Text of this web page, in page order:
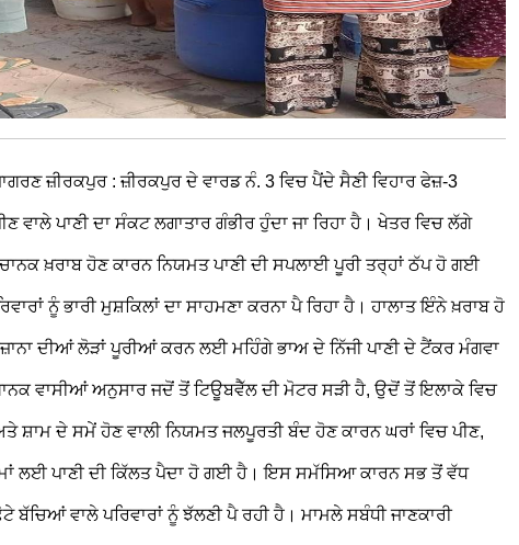
ਜ਼ੀਰਕਪੁਰ : ਜ਼ੀਰਕਪੁਰ ਦੇ ਵਾਰਡ ਨੰ. 3 ਵਿਚ ਪੈਂਦੇ ਸੈਣੀ ਵਿਹਾਰ ਫੇਜ਼-3
ਵਾਲੇ ਪਾਣੀ ਦਾ ਸੰਕਟ ਲਗਾਤਾਰ ਗੰਭੀਰ ਹੁੰਦਾ ਜਾ ਰਿਹਾ ਹੈ। ਖੇਤਰ ਵਿਚ ਲੱਗੇ
ਖ਼ਰਾਬ ਹੋਣ ਕਾਰਨ ਨਿਯਮਤ ਪਾਣੀ ਦੀ ਸਪਲਾਈ ਪੂਰੀ ਤਰ੍ਹਾਂ ਠੱਪ ਹੋ ਗਈ
ਨੂੰ ਭਾਰੀ ਮੁਸ਼ਕਿਲਾਂ ਦਾ ਸਾਹਮਣਾ ਕਰਨਾ ਪੈ ਰਿਹਾ ਹੈ। ਹਾਲਾਤ ਇੰਨੇ ਖ਼ਰਾਬ ਹੋ
ਦੀਆਂ ਲੋੜਾਂ ਪੂਰੀਆਂ ਕਰਨ ਲਈ ਮਹਿੰਗੇ ਭਾਅ ਦੇ ਨਿੱਜੀ ਪਾਣੀ ਦੇ ਟੈਂਕਰ ਮੰਗਵਾ
ਵਾਸੀਆਂ ਅਨੁਸਾਰ ਜਦੋਂ ਤੋਂ ਟਿਊਬਵੈੱਲ ਦੀ ਮੋਟਰ ਸੜੀ ਹੈ, ਉਦੋਂ ਤੋਂ ਇਲਾਕੇ ਵਿਚ
ਸ਼ਾਮ ਦੇ ਸਮੇਂ ਹੋਣ ਵਾਲੀ ਨਿਯਮਤ ਜਲਪੂਰਤੀ ਬੰਦ ਹੋਣ ਕਾਰਨ ਘਰਾਂ ਵਿਚ ਪੀਣ,
ਲਈ ਪਾਣੀ ਦੀ ਕਿੱਲਤ ਪੈਦਾ ਹੋ ਗਈ ਹੈ। ਇਸ ਸਮੱਸਿਆ ਕਾਰਨ ਸਭ ਤੋਂ ਵੱਧ
ਬੱਚਿਆਂ ਵਾਲੇ ਪਰਿਵਾਰਾਂ ਨੂੰ ਝੱਲਣੀ ਪੈ ਰਹੀ ਹੈ। ਮਾਮਲੇ ਸਬੰਧੀ ਜਾਣਕਾਰੀ